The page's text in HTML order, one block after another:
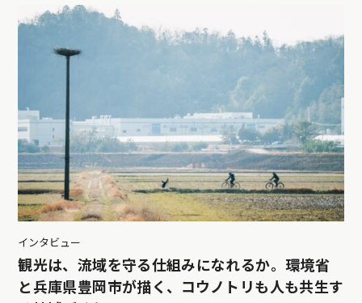
インタビュー
観光は、流域を守る仕組みになれるか。環境省
と兵庫県豊岡市が描く、コウノトリも人も共生す